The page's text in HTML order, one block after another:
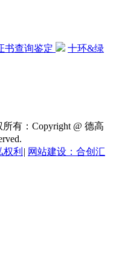
书查询鉴定
十环&绿
所有：Copyright @ 德高
权利 | 网站建设：合创汇